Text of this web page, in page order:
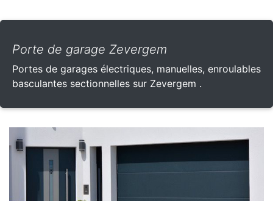
Porte de garage Zevergem
Portes de garages électriques, manuelles, enroulables
basculantes sectionnelles sur Zevergem .